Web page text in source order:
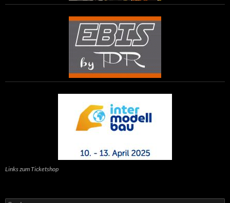
Links zum Ticketshop